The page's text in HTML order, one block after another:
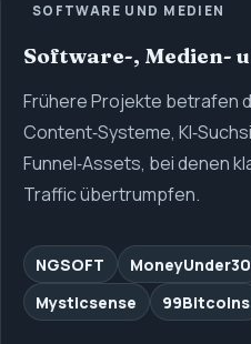
SOFTWARE UND MEDIEN
Software-, Medien-
Frühere Projekte betrafen
Content‑Systeme,
Funnel‑Assets, bei denen
Traffic übertrumpfen.
NGSOFT MoneyUnder30
Mysticsense
99Bitcoins